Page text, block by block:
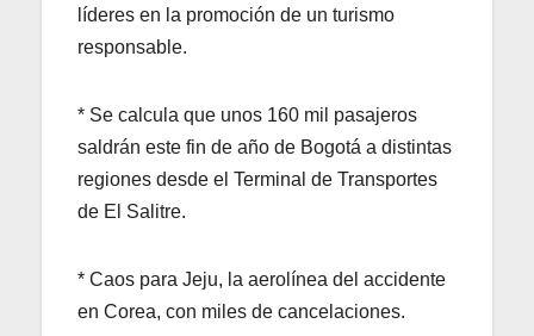
líderes en la promoción de un turismo
responsable.
* Se calcula que unos 160 mil pasajeros
saldrán este fin de año de Bogotá a distintas
regiones desde el Terminal de Transportes
de El Salitre.
* Caos para Jeju, la aerolínea del accidente
en Corea, con miles de cancelaciones.